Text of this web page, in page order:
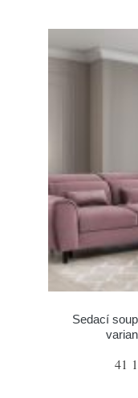
Sedací
41